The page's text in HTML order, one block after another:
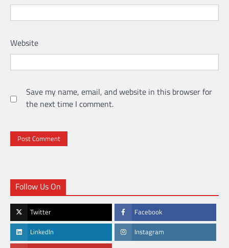
Website
Save my name, email, and website in this browser for
the next time I comment.
Follow Us On
Twitter Facebook
LinkedIn Instagram